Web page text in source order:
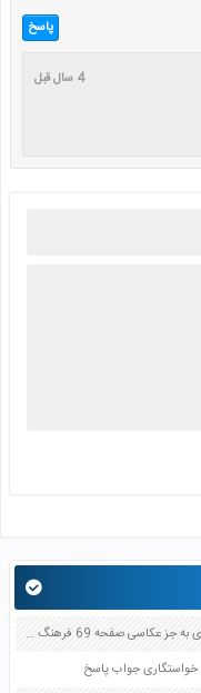
پاسخ
4 سال قبل
یکی از هنرمندان معاصر مورد علاقه خود را در هر رشته ای به جز عکاسی صفحه 69 فرهنگ و هنر نهم
خواستگاری جواب پاسخ